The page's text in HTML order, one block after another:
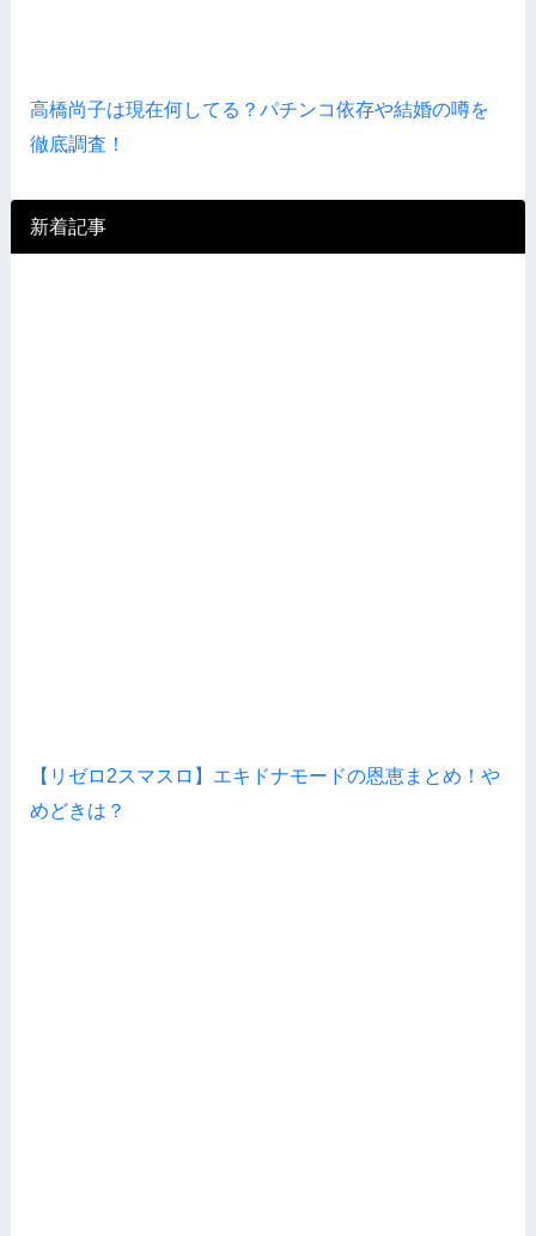
高橋尚子は現在何してる？パチンコ依存や結婚の噂を
徹底調査！
新着記事
【リゼロ2スマスロ】エキドナモードの恩恵まとめ！や
めどきは？